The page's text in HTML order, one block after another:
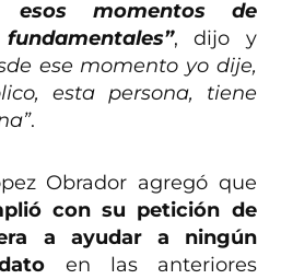
momentos de
, dijo y
ese momento yo dije,
esta persona, tiene
.
Obrador agregó que
con su petición de
a ayudar a ningún
en las anteriores